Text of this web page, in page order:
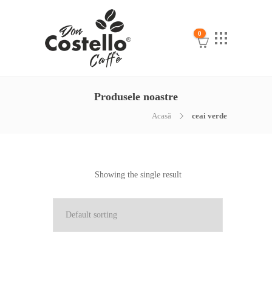
0
Produsele noastre
Acasă ceai verde
Showing the single result